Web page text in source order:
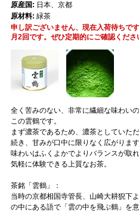
全く苦みのない、非常に繊細な味わい
この雲鶴です。
まず濃茶であるため、濃茶としていた
続き、甘みが口中に限りなく広がりま
味わいはふくよかでよりバランスが取
気軽に体験できる上質なお茶。
茶銘「雲鶴」：
当時の京都相国寺管長、山崎大耕猊下
の中にある語で「雲の中を飛ぶ鶴」を
原産国: 日本、京都
原材料: 緑茶
申し訳ございません、現在入荷待ちで
月2回です。ぜひ定期的にご確認くださ